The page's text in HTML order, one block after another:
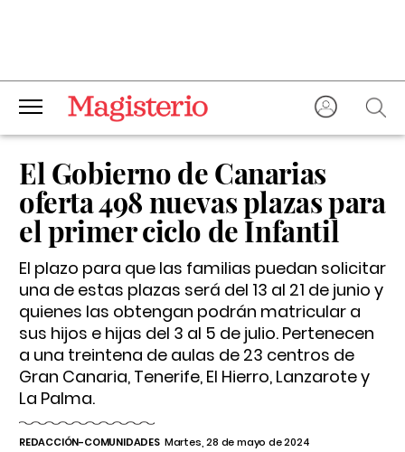
El Gobierno de Canarias
oferta 498 nuevas plazas para
el primer ciclo de Infantil
El plazo para que las familias puedan solicitar
una de estas plazas será del 13 al 21 de junio y
quienes las obtengan podrán matricular a
sus hijos e hijas del 3 al 5 de julio. Pertenecen
a una treintena de aulas de 23 centros de
Gran Canaria, Tenerife, El Hierro, Lanzarote y
La Palma.
REDACCIÓN-COMUNIDADES Martes, 28 de mayo de 2024